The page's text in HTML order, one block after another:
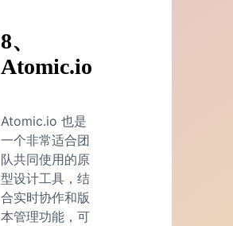
8、
Atomic.io
Atomic.io 也是
一个非常适合团
队共同使用的原
型设计工具，结
合实时协作和版
本管理功能，可